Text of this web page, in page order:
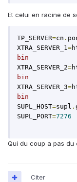
Et celui en racine de
TP_SERVER=cn .
XTRA_SERVER_1=
bin
XTRA_SERVER_2=
bin
XTRA_SERVER_3=
bin
SUPL_HOST=supl .
SUPL_PORT=7276
Qui du coup a pas du
Citer